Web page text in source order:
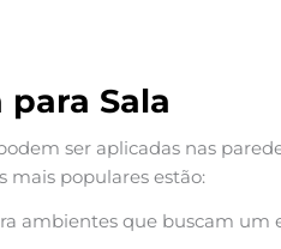
Sala
ser aplicadas nas
mais populares estão:
ambientes que buscam um